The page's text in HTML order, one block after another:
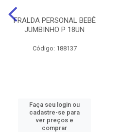
FRALDA PERSONAL BEBÊ
JUMBINHO P 18UN
Código: 188137
Faça seu login ou
cadastre-se para
ver preços e
comprar